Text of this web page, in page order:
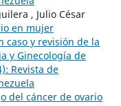
, Julio César
en mujer
caso y revisión de la
y Ginecología de
Revista de
del cáncer de ovario